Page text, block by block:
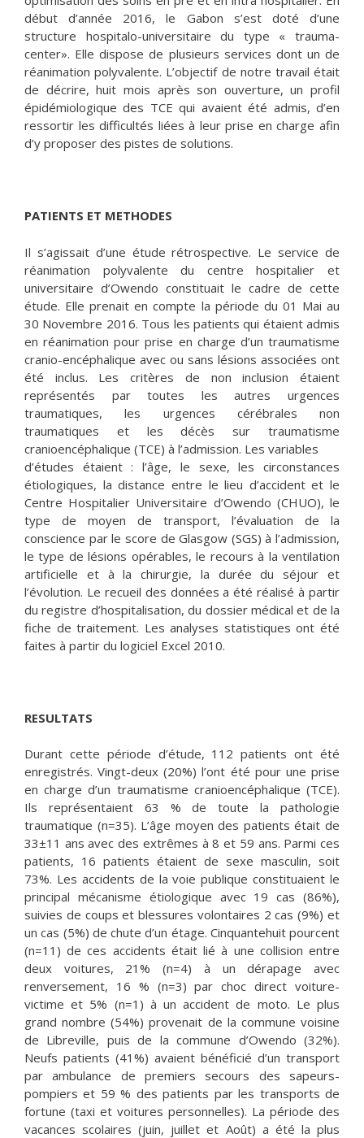
début d’année 2016, le Gabon s’est doté d’une
structure hospitalo-universitaire du type « trauma-
center». Elle dispose de plusieurs services dont un de
réanimation polyvalente. L’objectif de notre travail était
de décrire, huit mois après son ouverture, un profil
épidémiologique des TCE qui avaient été admis, d’en
ressortir les difficultés liées à leur prise en charge afin
d’y proposer des pistes de solutions.
PATIENTS ET METHODES
Il s’agissait d’une étude rétrospective. Le service de
réanimation polyvalente du centre hospitalier et
universitaire d’Owendo constituait le cadre de cette
étude. Elle prenait en compte la période du 01 Mai au
30 Novembre 2016. Tous les patients qui étaient admis
en réanimation pour prise en charge d’un traumatisme
cranio-encéphalique avec ou sans lésions associées ont
été inclus. Les critères de non inclusion étaient
représentés par toutes les autres urgences
traumatiques, les urgences cérébrales non
traumatiques et les décès sur traumatisme
cranioencéphalique (TCE) à l’admission. Les variables
d’études étaient : l’âge, le sexe, les circonstances
étiologiques, la distance entre le lieu d’accident et le
Centre Hospitalier Universitaire d’Owendo (CHUO), le
type de moyen de transport, l’évaluation de la
conscience par le score de Glasgow (SGS) à l’admission,
le type de lésions opérables, le recours à la ventilation
artificielle et à la chirurgie, la durée du séjour et
l’évolution. Le recueil des données a été réalisé à partir
du registre d’hospitalisation, du dossier médical et de la
fiche de traitement. Les analyses statistiques ont été
faites à partir du logiciel Excel 2010.
RESULTATS
Durant cette période d’étude, 112 patients ont été
enregistrés. Vingt-deux (20%) l’ont été pour une prise
en charge d’un traumatisme cranioencéphalique (TCE).
Ils représentaient 63 % de toute la pathologie
traumatique (n=35). L’âge moyen des patients était de
33±11 ans avec des extrêmes à 8 et 59 ans. Parmi ces
patients, 16 patients étaient de sexe masculin, soit
73%. Les accidents de la voie publique constituaient le
principal mécanisme étiologique avec 19 cas (86%),
suivies de coups et blessures volontaires 2 cas (9%) et
un cas (5%) de chute d’un étage. Cinquantehuit pourcent
(n=11) de ces accidents était lié à une collision entre
deux voitures, 21% (n=4) à un dérapage avec
renversement, 16 % (n=3) par choc direct voiture-
victime et 5% (n=1) à un accident de moto. Le plus
grand nombre (54%) provenait de la commune voisine
de Libreville, puis de la commune d’Owendo (32%).
Neufs patients (41%) avaient bénéficié d’un transport
par ambulance de premiers secours des sapeurs-
pompiers et 59 % des patients par les transports de
fortune (taxi et voitures personnelles). La période des
vacances scolaires (juin, juillet et Août) a été la plus